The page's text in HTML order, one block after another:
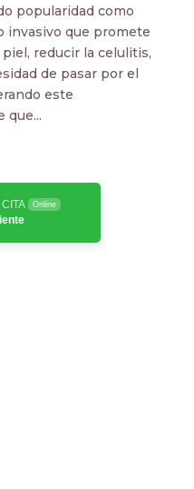
popularidad como
invasivo que promete
reducir la celulitis,
de pasar por el
este
que...
Online